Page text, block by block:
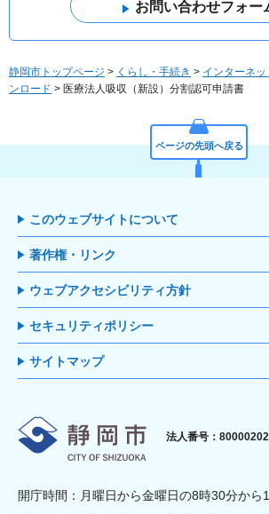
静岡市トップページ > くらし・手続き > インターネ
ンロード > 医療法人吸収（新設）分割認可申請書
ページの先頭へ戻る
このウェブサイトについて
著作権・リンク
ウェブアクセシビリティ方針
セキュリティポリシー
サイトマップ
静岡市
法人番号：
開庁時間：月曜日から金曜日の8時30分から